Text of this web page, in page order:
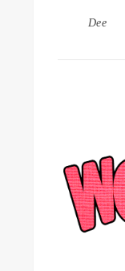
Dee